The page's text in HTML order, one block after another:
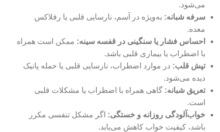
می‌شود.
سرفه شبانه: به‌ویژه در آسم، نارسایی قلبی یا رفلاکس
معده.
احساس فشار یا سنگینی در قفسه سینه: ممکن است همراه
با اضطراب یا بیماری قلبی باشد.
تپش قلب: در موارد اضطراب، نارسایی قلبی یا حمله پانیک
دیده می‌شود.
تعریق شبانه: گاهی همراه با اضطراب یا مشکلات قلبی
است.
خواب‌آلودگی روزانه و خستگی: اگر مشکل تنفسی مکرر
باشد، کیفیت خواب کاهش می‌یابد.